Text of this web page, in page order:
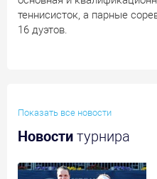
теннисисток, а парные
16 дуэтов.
Показать все новости
Новости турнира